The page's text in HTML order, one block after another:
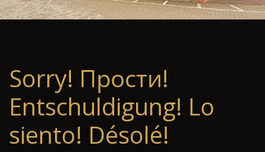
Sorry! Прости!
Entschuldigung! Lo
siento! Désolé!